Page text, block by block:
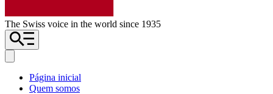
The Swiss voice in the world since 1935
Página inicial
Quem somos